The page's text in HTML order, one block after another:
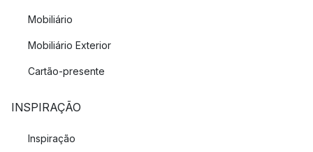
Mobiliário
Mobiliário Exterior
Cartão-presente
INSPIRAÇÃO
Inspiração